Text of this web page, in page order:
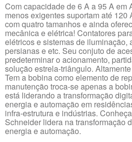
Com capacidade de 6 A a 95 A em
menos exigentes suportam até 120
com quatro tamanhos e ainda
mecânica e elétrica! Contatores
elétricos e sistemas de iluminação,
persianas e etc. Seu conjuto de
predeterminar o acionamento,
solução estrela-triângulo.
Tem a bobina como elemento de
manutenção troca-se apenas a
está liderando a transformação
energia e automação em
infra-estrutura e indústrias.
Schneider lidera na transformação
energia e automação.